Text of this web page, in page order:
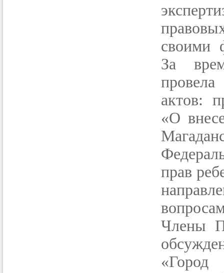
своими
За
актов:
«О
прав
Члены